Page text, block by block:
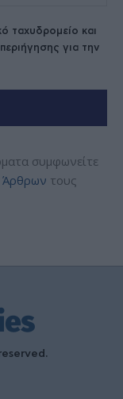
ταχυδρομείο και
για την
συμφωνείτε
Άρθρων τους